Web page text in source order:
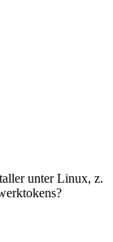
unter Linux, z.